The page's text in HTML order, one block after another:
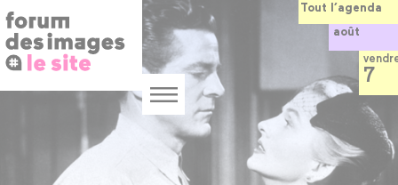
Panneau de gestion des cookies
au
contenu
principal
Menu
Tout l’agenda
août
7